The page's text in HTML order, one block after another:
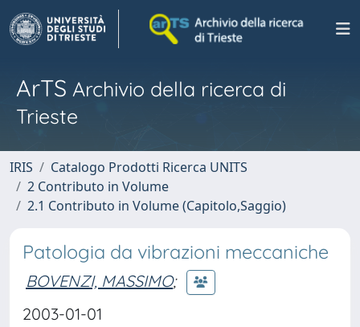
ArTS Archivio della ricerca di
Trieste
IRIS
Catalogo Prodotti Ricerca UNITS
2 Contributo in Volume
2.1 Contributo in Volume (Capitolo,Saggio)
Patologia da vibrazioni meccaniche
BOVENZI, MASSIMO;
2003-01-01